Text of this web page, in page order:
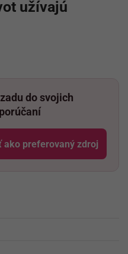
užívajú
do svojich
ako preferovaný zdroj
Odzadu, odkaz sa